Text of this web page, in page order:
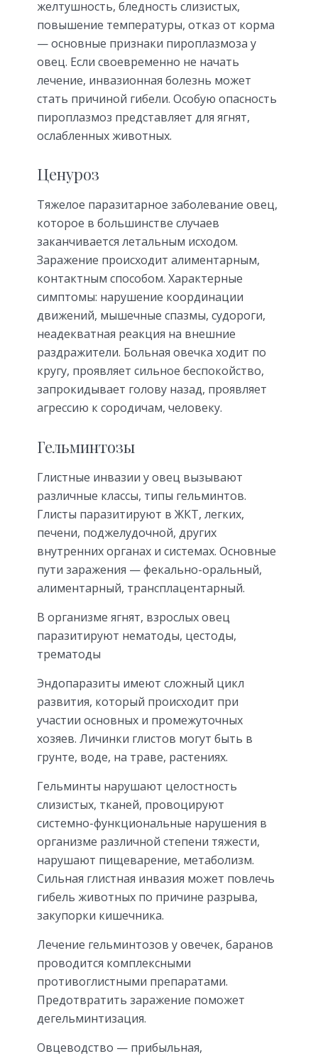
желтушность, бледность слизистых,
повышение температуры, отказ от корма
— основные признаки пироплазмоза у
овец. Если своевременно не начать
лечение, инвазионная болезнь может
стать причиной гибели. Особую опасность
пироплазмоз представляет для ягнят,
ослабленных животных.
Ценуроз
Тяжелое паразитарное заболевание овец,
которое в большинстве случаев
заканчивается летальным исходом.
Заражение происходит алиментарным,
контактным способом. Характерные
симптомы: нарушение координации
движений, мышечные спазмы, судороги,
неадекватная реакция на внешние
раздражители. Больная овечка ходит по
кругу, проявляет сильное беспокойство,
запрокидывает голову назад, проявляет
агрессию к сородичам, человеку.
Гельминтозы
Глистные инвазии у овец вызывают
различные классы, типы гельминтов.
Глисты паразитируют в ЖКТ, легких,
печени, поджелудочной, других
внутренних органах и системах. Основные
пути заражения — фекально-оральный,
алиментарный, трансплацентарный.
В организме ягнят, взрослых овец
паразитируют нематоды, цестоды,
трематоды
Эндопаразиты имеют сложный цикл
развития, который происходит при
участии основных и промежуточных
хозяев. Личинки глистов могут быть в
грунте, воде, на траве, растениях.
Гельминты нарушают целостность
слизистых, тканей, провоцируют
системно-функциональные нарушения в
организме различной степени тяжести,
нарушают пищеварение, метаболизм.
Сильная глистная инвазия может повлечь
гибель животных по причине разрыва,
закупорки кишечника.
Лечение гельминтозов у овечек, баранов
проводится комплексными
противоглистными препаратами.
Предотвратить заражение поможет
дегельминтизация.
Овцеводство — прибыльная,